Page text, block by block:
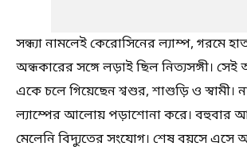
সন্ধ্যা নামলেই কেরোসিনের ল্যাম্প, গরমে
অন্ধকারের সঙ্গে লড়াই ছিল নিত্যসঙ্গী।
একে চলে গিয়েছেন শ্বশুর, শাশুড়ি ও স্বামী।
ল্যাম্পের আলোয় পড়াশোনা করে। বহুবার
মেলেনি বিদ্যুতের সংযোগ। শেষ বয়সে এসে